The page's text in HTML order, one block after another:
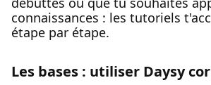
connaissances : les tutoriels
étape par étape.
Les bases : utiliser Daysy